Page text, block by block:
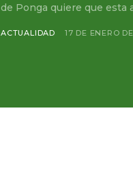
de Ponga quiere que esta
ACTUALIDAD 17 DE ENERO